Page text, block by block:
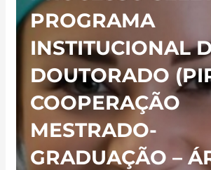
PROGRAMA
INSTITUCIONAL
DOUTORADO
COOPERAÇÃO
MESTRADO-
GRADUAÇÃO –